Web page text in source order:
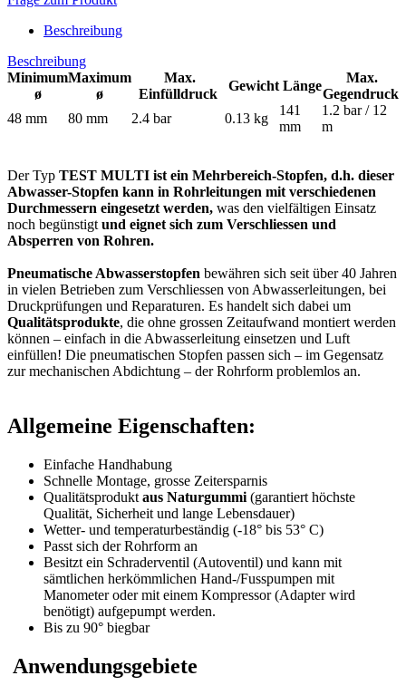
Beschreibung
Beschreibung
Minimum
ø
Maximum
ø
Max.
Einfülldruck
Gewicht Länge
Max.
Gegendruck
48 mm
80 mm 2.4 bar 0.13 kg
141
mm
1.2 bar / 12
m
Der Typ TEST MULTI ist ein Mehrbereich-Stopfen, d.h. dieser
Abwasser-Stopfen kann in Rohrleitungen mit verschiedenen
Durchmessern eingesetzt werden, was den vielfältigen Einsatz
noch begünstigt und eignet sich zum Verschliessen und
Absperren von Rohren.
Pneumatische Abwasserstopfen bewähren sich seit über 40 Jahren
in vielen Betrieben zum Verschliessen von Abwasserleitungen, bei
Druckprüfungen und Reparaturen. Es handelt sich dabei um
Qualitätsprodukte, die ohne grossen Zeitaufwand montiert werden
können – einfach in die Abwasserleitung einsetzen und Luft
einfüllen! Die pneumatischen Stopfen passen sich – im Gegensatz
zur mechanischen Abdichtung – der Rohrform problemlos an.
Allgemeine Eigenschaften:
Einfache Handhabung
Schnelle Montage, grosse Zeitersparnis
Qualitätsprodukt aus Naturgummi (garantiert höchste
Qualität, Sicherheit und lange Lebensdauer)
Wetter- und temperaturbeständig (-18° bis 53° C)
Passt sich der Rohrform an
Besitzt ein Schraderventil (Autoventil) und kann mit
sämtlichen herkömmlichen Hand-/Fusspumpen mit
Manometer oder mit einem Kompressor (Adapter wird
benötigt) aufgepumpt werden.
Bis zu 90° biegbar
Anwendungsgebiete